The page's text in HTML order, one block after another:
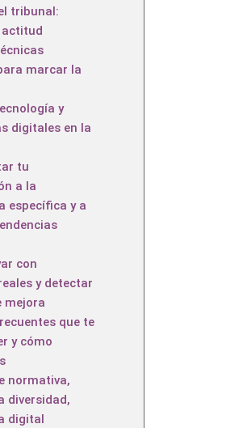
tribunal:
actitud
marcar la
y
digitales en la
tu
a la
específica y a
con
y detectar
mejora
que te
y cómo
normativa,
diversidad,
digital